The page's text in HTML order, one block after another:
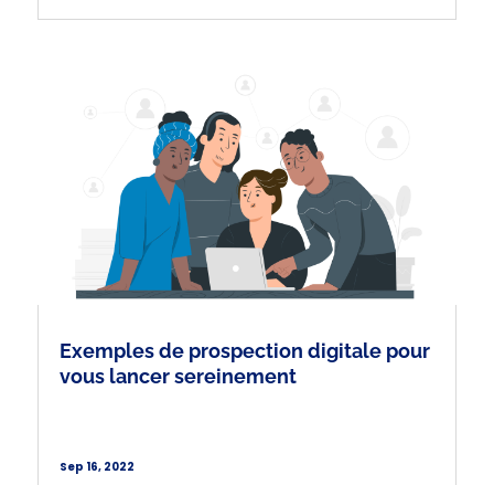
Exemples de prospection digitale pour
vous lancer sereinement
Sep 16, 2022